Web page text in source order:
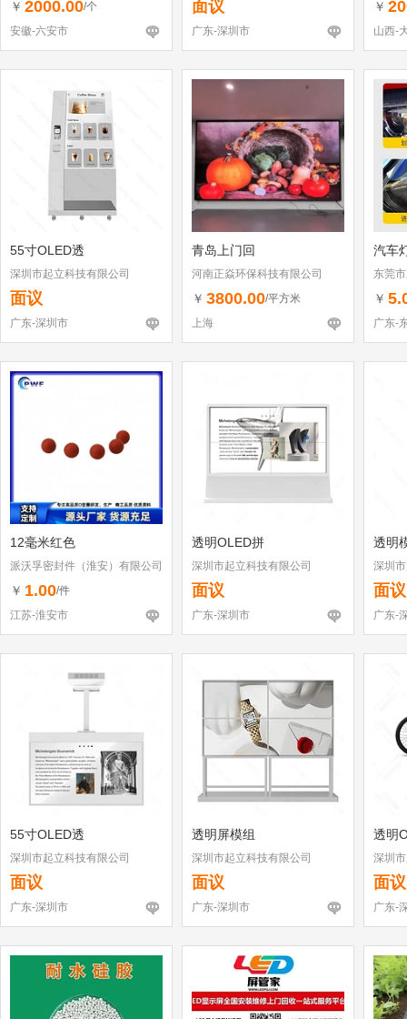
￥ 2000.00/个
安徽-六安市
面议
广东-深圳市
￥
山西-
55寸OLED透
深圳市起立科技有限公司
面议
广东-深圳市
青岛上门回
河南正焱环保科技有限公司
￥ 3800.00/平方米
上海
汽车
东莞
￥
广东-
12毫米红色
派沃孚密封件（淮安）有限公司
￥ 1.00/件
江苏-淮安市
透明OLED拼
深圳市起立科技有限公司
面议
广东-深圳市
透明
深圳
面议
广东-
55寸OLED透
深圳市起立科技有限公司
面议
广东-深圳市
透明屏模组
深圳市起立科技有限公司
面议
广东-深圳市
透明
深圳
面议
广东-